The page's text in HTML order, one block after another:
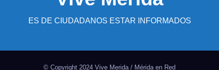
ES DE CIUDADANOS ESTAR INFORMADOS
© Copyright 2024 Vive Merida / Mérida en Red